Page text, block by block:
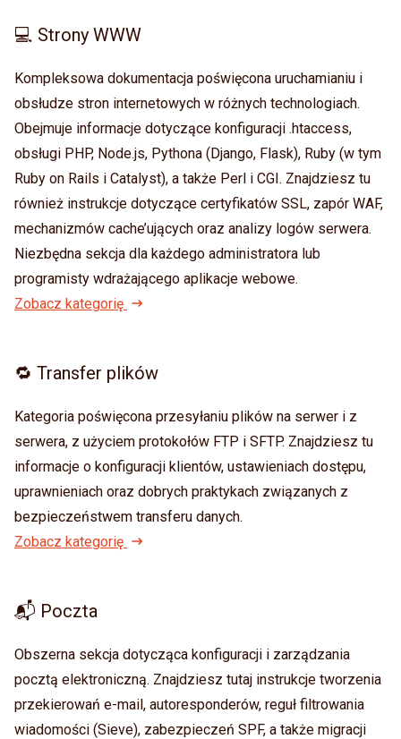
💻 Strony WWW
Kompleksowa dokumentacja poświęcona uruchamianiu i
obsłudze stron internetowych w różnych technologiach.
Obejmuje informacje dotyczące konfiguracji .htaccess,
obsługi PHP, Node.js, Pythona (Django, Flask), Ruby (w tym
Ruby on Rails i Catalyst), a także Perl i CGI. Znajdziesz tu
również instrukcje dotyczące certyfikatów SSL, zapór WAF,
mechanizmów cache’ujących oraz analizy logów serwera.
Niezbędna sekcja dla każdego administratora lub
programisty wdrażającego aplikacje webowe.
Zobacz kategorię
🔁 Transfer plików
Kategoria poświęcona przesyłaniu plików na serwer i z
serwera, z użyciem protokołów FTP i SFTP. Znajdziesz tu
informacje o konfiguracji klientów, ustawieniach dostępu,
uprawnieniach oraz dobrych praktykach związanych z
bezpieczeństwem transferu danych.
Zobacz kategorię
📬 Poczta
Obszerna sekcja dotycząca konfiguracji i zarządzania
pocztą elektroniczną. Znajdziesz tutaj instrukcje tworzenia
przekierowań e-mail, autoresponderów, reguł filtrowania
wiadomości (Sieve), zabezpieczeń SPF, a także migracji